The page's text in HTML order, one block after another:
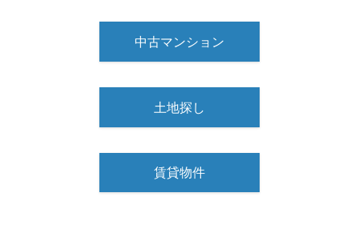
中古マンション
土地探し
賃貸物件